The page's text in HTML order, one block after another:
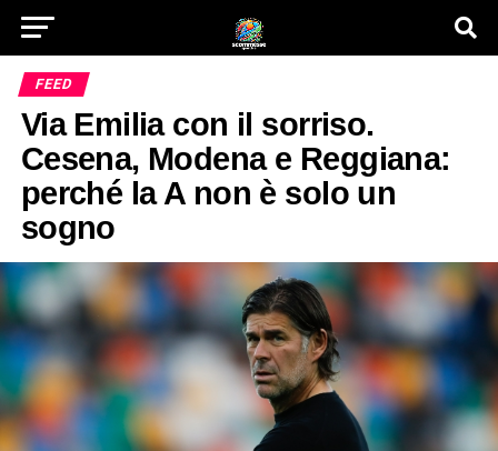
FEED
Via Emilia con il sorriso.
Cesena, Modena e Reggiana:
perché la A non è solo un
sogno